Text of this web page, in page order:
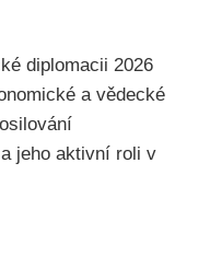
diplomacii 2026
a vědecké
jeho aktivní roli v